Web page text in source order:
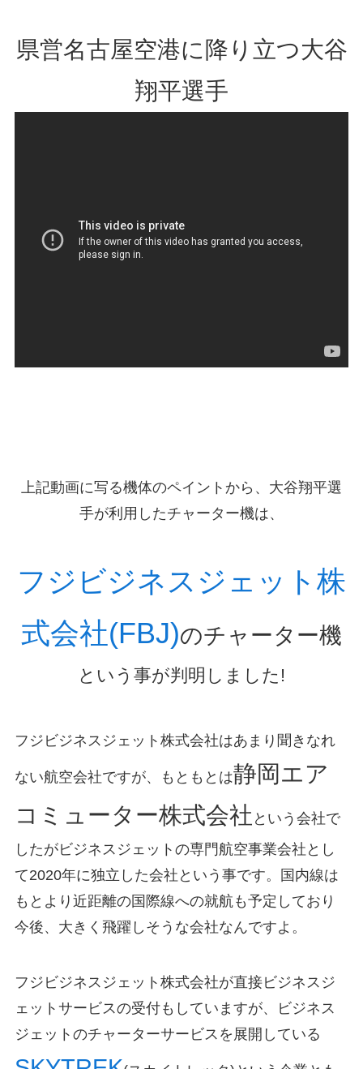
県営名古屋空港に降り立つ大谷
翔平選手
上記動画に写る機体のペイントから、大谷翔平選
手が利用したチャーター機は、
フジビジネスジェット株
式会社(FBJ)のチャーター機
という事が判明しました!
フジビジネスジェット株式会社はあまり聞きなれ
ない航空会社ですが、もともとは静岡エア
コミューター株式会社 という会社で
したがビジネスジェットの専門航空事業会社とし
て2020年に独立した会社という事です。国内線は
もとより近距離の国際線への就航も予定しており
今後、大きく飛躍しそうな会社なんですよ。
フジビジネスジェット株式会社が直接ビジネスジ
ェットサービスの受付もしていますが、ビジネス
ジェットのチャーターサービスを展開している